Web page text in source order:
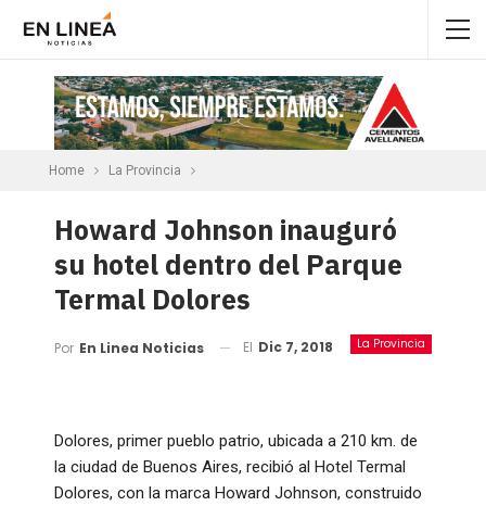
Home La Provincia
Howard Johnson inauguró
su hotel dentro del Parque
Termal Dolores
La Provincia
Por En Linea Noticias El Dic 7, 2018
Dolores, primer pueblo patrio, ubicada a 210 km. de
la ciudad de Buenos Aires, recibió al Hotel Termal
Dolores, con la marca Howard Johnson, construido